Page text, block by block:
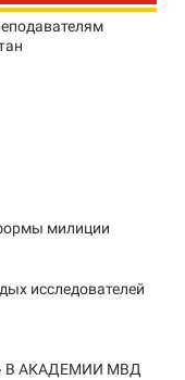
милиции
исследователей
В АКАДЕМИИ МВД